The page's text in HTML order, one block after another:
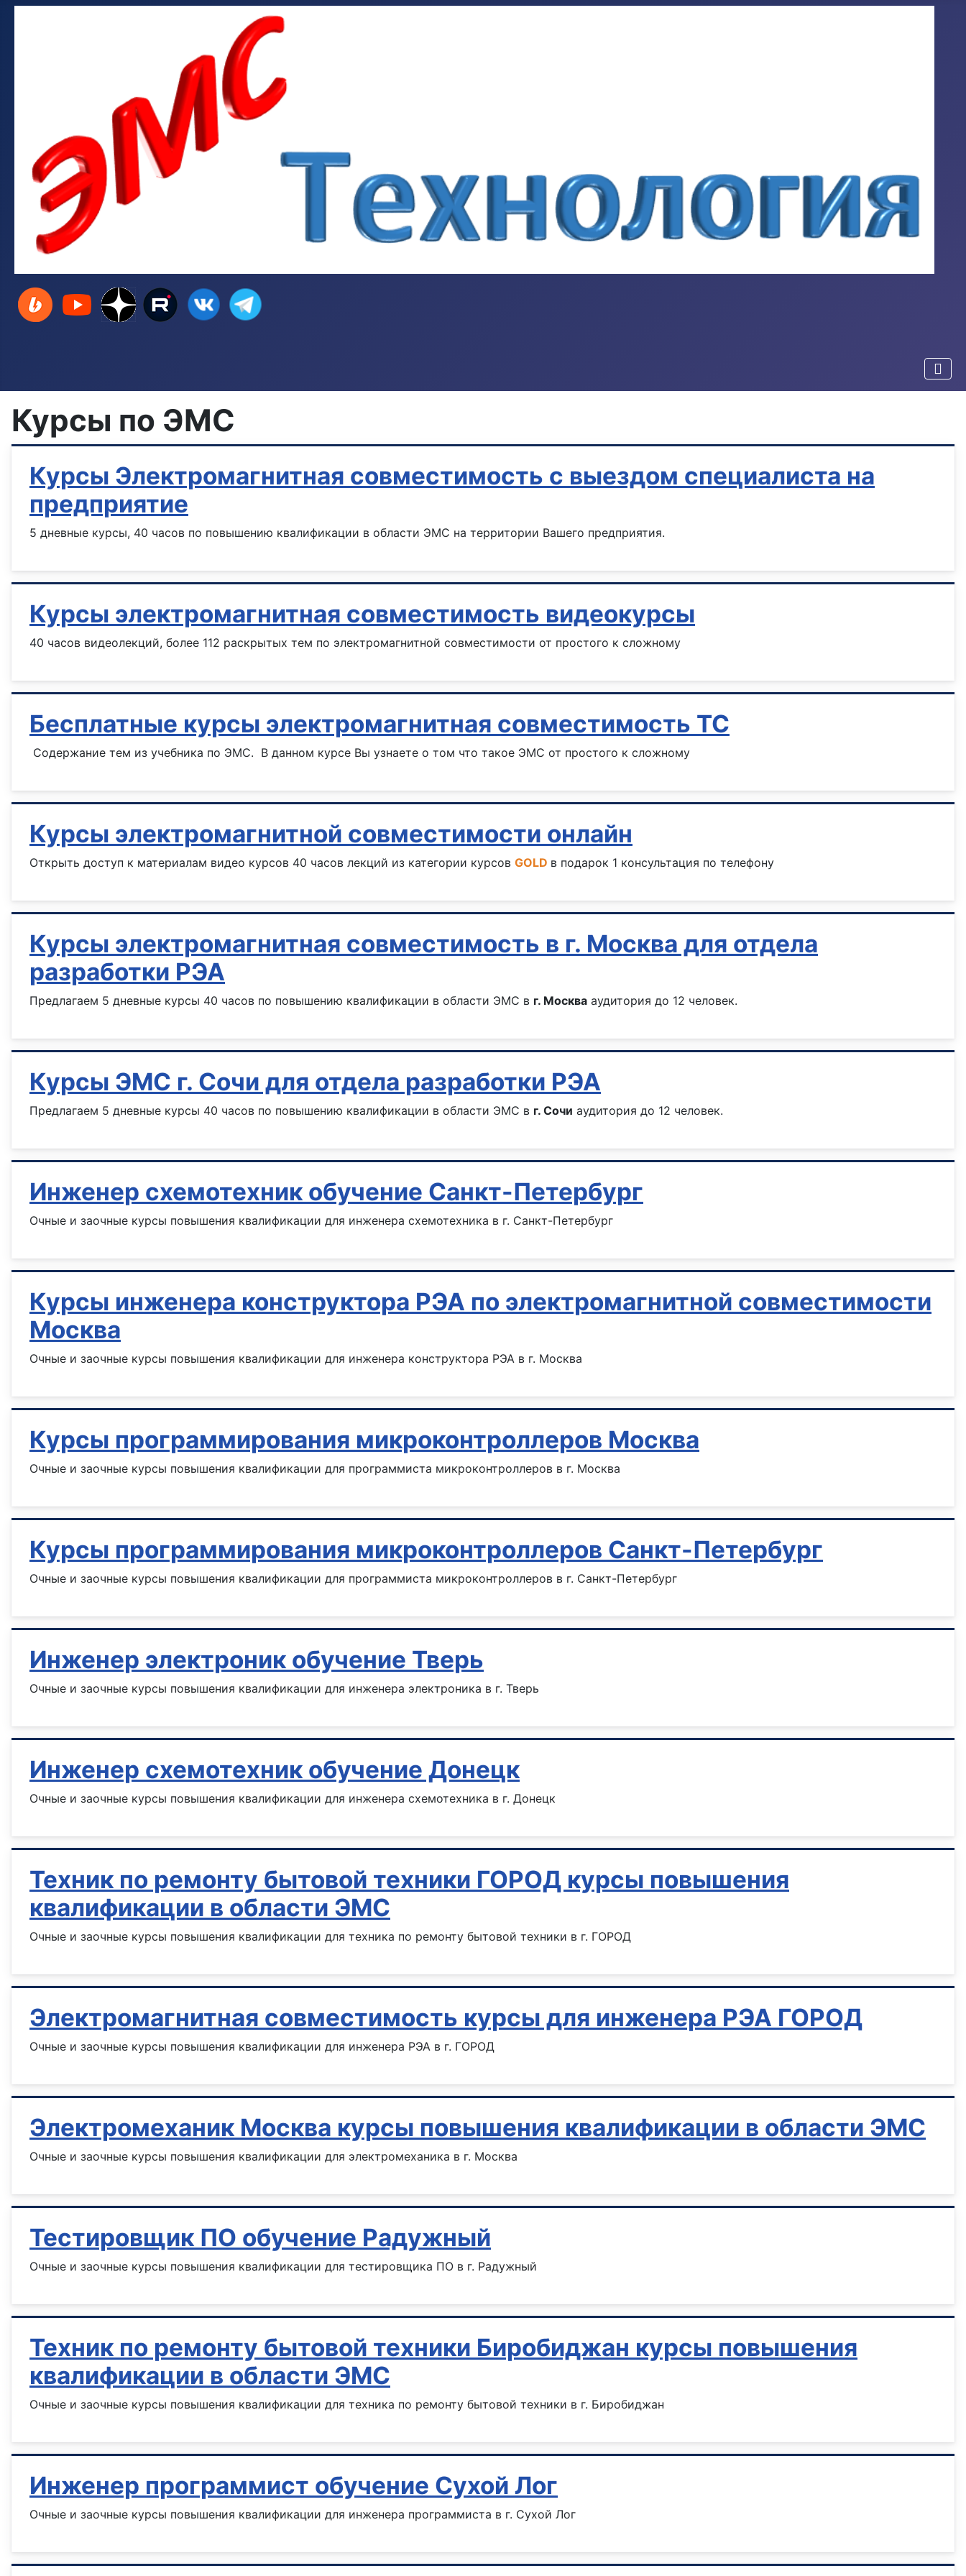
Курсы по ЭМС
Курсы Электромагнитная совместимость с выездом специалиста на
предприятие
5 дневные курсы, 40 часов по повышению квалификации в области ЭМС на территории Вашего предприятия.
Курсы электромагнитная совместимость видеокурсы
40 часов видеолекций, более 112 раскрытых тем по электромагнитной совместимости от простого к сложному
Бесплатные курсы электромагнитная совместимость ТС
Содержание тем из учебника по ЭМС. В данном курсе Вы узнаете о том что такое ЭМС от простого к сложному
Курсы электромагнитной совместимости онлайн
Открыть доступ к материалам видео курсов 40 часов лекций из категории курсов GOLD в подарок 1 консультация по телефону
Курсы электромагнитная совместимость в г. Москва для отдела
разработки РЭА
Предлагаем 5 дневные курсы 40 часов по повышению квалификации в области ЭМС в г. Москва аудитория до 12 человек.
Курсы ЭМС г. Сочи для отдела разработки РЭА
Предлагаем 5 дневные курсы 40 часов по повышению квалификации в области ЭМС в г. Сочи аудитория до 12 человек.
Инженер схемотехник обучение Санкт-Петербург
Очные и заочные курсы повышения квалификации для инженера схемотехника в г. Санкт-Петербург
Курсы инженера конструктора РЭА по электромагнитной совместимости
Москва
Очные и заочные курсы повышения квалификации для инженера конструктора РЭА в г. Москва
Курсы программирования микроконтроллеров Москва
Очные и заочные курсы повышения квалификации для программиста микроконтроллеров в г. Москва
Курсы программирования микроконтроллеров Санкт-Петербург
Очные и заочные курсы повышения квалификации для программиста микроконтроллеров в г. Санкт-Петербург
Инженер электроник обучение Тверь
Очные и заочные курсы повышения квалификации для инженера электроника в г. Тверь
Инженер схемотехник обучение Донецк
Очные и заочные курсы повышения квалификации для инженера схемотехника в г. Донецк
Техник по ремонту бытовой техники ГОРОД курсы повышения
квалификации в области ЭМС
Очные и заочные курсы повышения квалификации для техника по ремонту бытовой техники в г. ГОРОД
Электромагнитная совместимость курсы для инженера РЭА ГОРОД
Очные и заочные курсы повышения квалификации для инженера РЭА в г. ГОРОД
Электромеханик Москва курсы повышения квалификации в области ЭМС
Очные и заочные курсы повышения квалификации для электромеханика в г. Москва
Тестировщик ПО обучение Радужный
Очные и заочные курсы повышения квалификации для тестировщика ПО в г. Радужный
Техник по ремонту бытовой техники Биробиджан курсы повышения
квалификации в области ЭМС
Очные и заочные курсы повышения квалификации для техника по ремонту бытовой техники в г. Биробиджан
Инженер программист обучение Сухой Лог
Очные и заочные курсы повышения квалификации для инженера программиста в г. Сухой Лог